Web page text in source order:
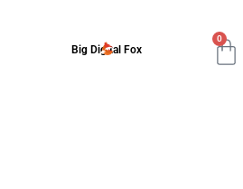
Big Digital Fox
0